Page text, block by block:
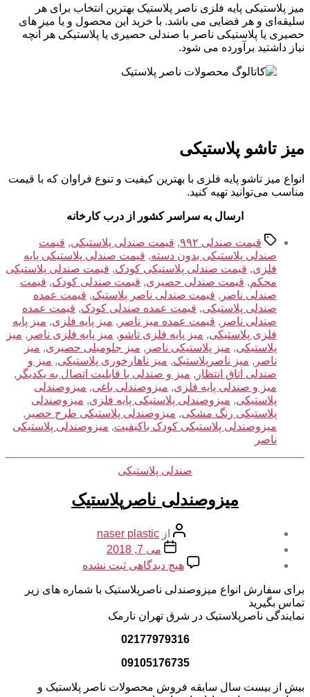
میز پلاستیکی پایه فلزی ناصر پلاستیک بهترین انتخاب برای هر
سلیقه‌ای و هر فضایی می باشد. با خرید این محصول و یا میز های
حصیری یا پلاستیکی ناصر با صندلی حصیری یا پلاستیکی هر آنچه
نیاز داشتید برآورده می شود.
میز تاشو پلاستیکی
انواع میز تاشو پایه فلزی با بهترین کیفیت و تنوع فراوان که با قیمت
مناسب می‌توانید تهیه کنید.
ارسال به سراسر کشور از درب کارخانه
برچسب‌ها
قیمت صندلی ۹۹۲ , قیمت صندلی پلاستیکی, قیمت
صندلی پلاستیکی بدون دسته, قیمت صندلی پلاستیکی پایه
فلزی, قیمت صندلی پلاستیکی کودک, قیمت صندلی پلاستیکی
محکم, قیمت صندلی حصیری, قیمت صندلی کودک, قیمت
صندلی ناصر , قیمت صندلی ناصر پلاستیک, قیمت عمده
صندلی پلاستیکی, قیمت عمده صندلی کودک, قیمت عمده
صندلی ناصر , قیمت عمده میز ناصر , میز پایه فلزی, میز پایه
فلزی پلاستیکی, میز پایه فلزی تاشو, میز پایه فلزی ناصر , میز
پلاستیکی, میز پلاستیکی ناصر , میز جلومبلی حصیری, میز
ناصر , میز ناصرپلاستیک, میز ناهارخوری پلاستیکی, میز و
صندلی اتاق انتظار , میز و صندلی با قابلیت اتصال به یکدیگر ,
میز و صندلی پایه فلزی, میزوصندلی باغی, میزوصندلی
پلاستیکی, میزوصندلی پلاستیکی پایه فلزی, میزوصندلی
پلاستیکی رنگ مشکی, میزوصندلی پلاستیکی طرح حصیر ,
میزوصندلی پلاستیکی کودک باکیفیت, میزوصندلی پلاستیکی
ناصر
دسته‌ها
صندلی پلاستیکی
میزوصندلی ناصرپلاستیک
نویسنده
نوشته
از naser plastic
تاریخ
نوشته
می 7, 2018
هیچ دیدگاهی برای
ناصرپلاستیک
ثبت نشده
برای سفارش انواع میزوصندلی ناصرپلاستیک با شماره های زیر
تماس بگیرید
نمایندگی ناصرپلاستیک در شرق تهران نارمک
02177979316
09105176735
بیش از بیست سال سابقه فروش محصولات ناصر پلاستیک و